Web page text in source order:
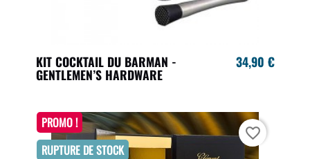
KIT COCKTAIL DU BARMAN -
GENTLEMEN’S HARDWARE
34,90 €
PROMO !
RUPTURE DE STOCK
favorite_border